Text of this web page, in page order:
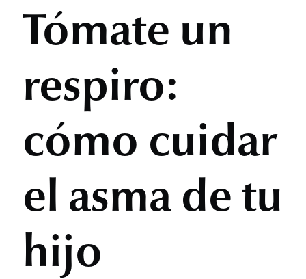
Tómate un
respiro:
cómo cuidar
el asma de tu
hijo